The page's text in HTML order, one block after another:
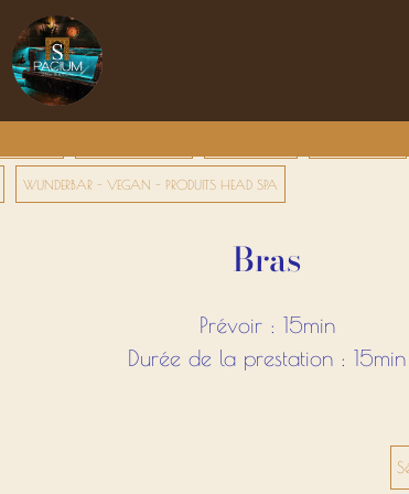
WUNDERBAR - VEGAN - PRODUITS HEAD SPA
Bras
Prévoir : 15min
Durée de la prestation : 15min